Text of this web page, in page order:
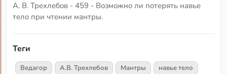
А. В. Трехлебов - 459 - Возможно ли потерять навье
тело при чтении мантры.
Теги
Ведагор А.В. Трехлебов Мантры
навье тело